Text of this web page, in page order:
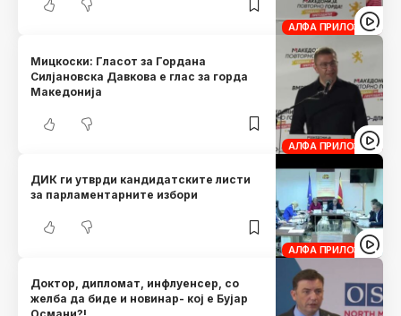
АЛФА ПРИЛОЗИ
АЛФА ПРИЛОЗИ
Mицкоски: Гласот за Гордана
Силјановска Давкова е глас за горда
Македонија
АЛФА ПРИЛОЗИ
ДИК ги утврди кандидатските листи
за парламентарните избори
Доктор, дипломат, инфлуенсер, со
желба да биде и новинар- кој е Бујар